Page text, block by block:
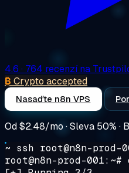
4.6 · 764 recenzí na
₿ Crypto accepted
Nasaďte n8n VPS
Od$2.48/mo· Sleva 50%
~ ssh root@n8n-prod-
root@n8n-prod-001:~#